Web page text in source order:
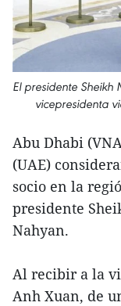
El presidente
vicepresidenta
Abu Dhabi
(UAE)
socio en la
presidente
Nahyan.
Al recibir a la
Anh Xuan, de